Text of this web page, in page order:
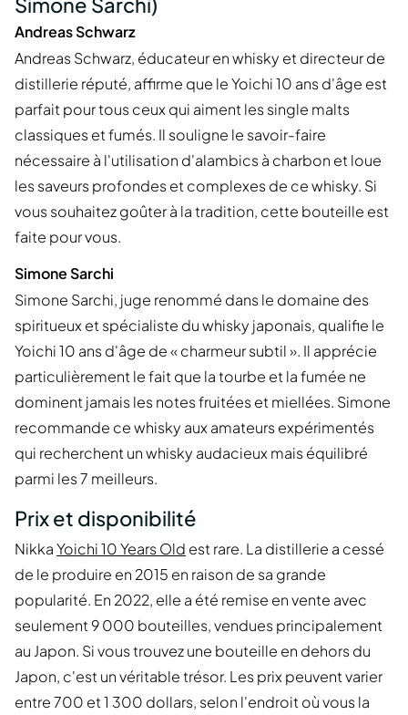
Andreas Schwarz
Andreas Schwarz, éducateur en whisky et directeur de
distillerie réputé, affirme que le Yoichi 10 ans d'âge est
parfait pour tous ceux qui aiment les single malts
classiques et fumés. Il souligne le savoir-faire
nécessaire à l'utilisation d'alambics à charbon et loue
les saveurs profondes et complexes de ce whisky. Si
vous souhaitez goûter à la tradition, cette bouteille est
faite pour vous.
Simone Sarchi
Simone Sarchi, juge renommé dans le domaine des
spiritueux et spécialiste du whisky japonais, qualifie le
Yoichi 10 ans d'âge de « charmeur subtil ». Il apprécie
particulièrement le fait que la tourbe et la fumée ne
dominent jamais les notes fruitées et miellées. Simone
recommande ce whisky aux amateurs expérimentés
qui recherchent un whisky audacieux mais équilibré
parmi les 7 meilleurs.
Prix et disponibilité
NikkaYoichi 10 Years Old est rare. La distillerie a cessé
de le produire en 2015 en raison de sa grande
popularité. En 2022, elle a été remise en vente avec
seulement 9 000 bouteilles, vendues principalement
au Japon. Si vous trouvez une bouteille en dehors du
Japon, c'est un véritable trésor. Les prix peuvent varier
entre 700 et 1 300 dollars, selon l'endroit où vous la